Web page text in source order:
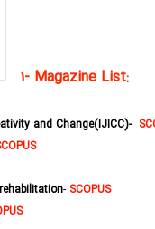
1- Magazine List:
and Change(IJICC)-
- SCOPUS